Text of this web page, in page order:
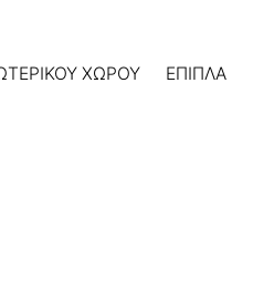
ΧΩΡΟΥ ΕΠΙΠΛΑ